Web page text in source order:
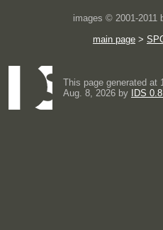
images © 2001-2011
main page >
This page generated at
Aug. 8, 2026 by
IDS